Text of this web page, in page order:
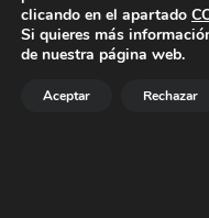
AYUNTAMIENTO DE POLANCO
Ayuntamiento de
+34
clicando en el apartado
Si quieres más
de nuestra página web.
Aceptar Rechazar